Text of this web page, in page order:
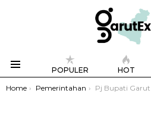
POPULER HOT
You are here:
Home Pemerintahan Pj Bupati Garut Resmikan Program “Pegang Tangan” untuk Atasi Kerentanan Pangan